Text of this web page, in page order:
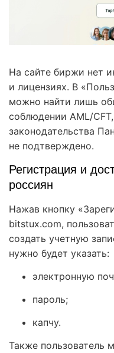
На сайте биржи нет
и лицензиях. В
можно найти лишь
соблюдении AML/
законодательства
не подтверждено.
Регистрация и
россиян
Нажав кнопку
bitstux.com,
создать учетную
нужно будет указать:
электронную
пароль;
капчу.
Также пользователь